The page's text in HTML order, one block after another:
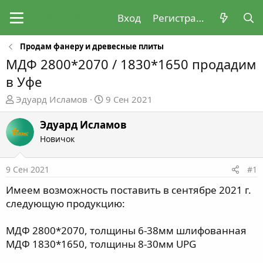
Вход Регистрация
Продам фанеру и древесные плиты
МДФ 2800*2070 / 1830*1650 продадим
в Уфе
А
в
о
р
е
ы
Эдуард Исламов
Д
а
т
а
л
а
9 Сен 2021
Эдуард Исламов
Новичок
9 Сен 2021 #1
Имеем возможность поставить в сентябре 2021 г.
следующую продукцию:
МДФ 2800*2070, толщины 6-38мм шлифованная
МДФ 1830*1650, толщины 8-30мм UPG